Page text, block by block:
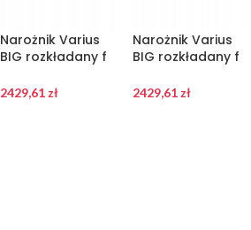
Narożnik Varius
BIG rozkładany f
Family meble
2429,61zł
Narożnik Varius
BIG rozkładany f
Family meble
2429,61zł